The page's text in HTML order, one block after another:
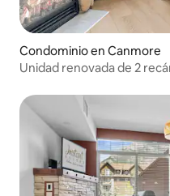
Condominio en Canmore
Unidad renovada de 2